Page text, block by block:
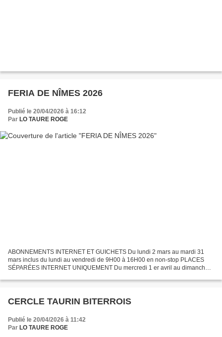
FERIA DE NÎMES 2026
Publié le 20/04/2026 à 16:12
Par LO TAURE ROGE
ABONNEMENTS INTERNET ET GUICHETS Du lundi 2 mars au mardi 31
mars inclus du lundi au vendredi de 9H00 à 16H00 en non-stop PLACES
SÉPARÉES INTERNET UNIQUEMENT Du mercredi 1 er avril au dimanche 3
CERCLE TAURIN BITERROIS
Publié le 20/04/2026 à 11:42
Par LO TAURE ROGE